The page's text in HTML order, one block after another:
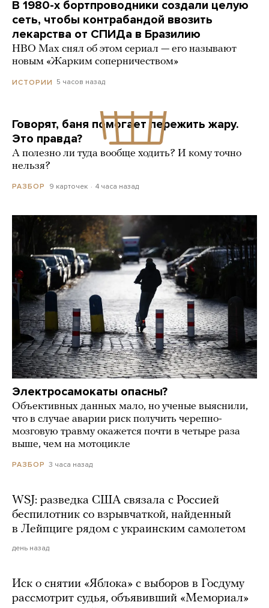
В 1980-х бортпроводники создали целую
сеть, чтобы контрабандой ввозить
лекарства от СПИДа в Бразилию
HBO Max снял об этом сериал — его называют
новым «Жарким соперничеством»
ИСТОРИИ 5 часов назад
Говорят, баня помогает пережить жару.
Это правда?
А полезно ли туда вообще ходить? И кому точно
нельзя?
РАЗБОР 9 карточек 4 часа назад
Электросамокаты опасны?
Объективных данных мало, но ученые выяснили,
что в случае аварии риск получить черепно-
мозговую травму окажется почти в четыре раза
выше, чем на мотоцикле
РАЗБОР 3 часа назад
WSJ: разведка США связала с Россией
беспилотник со взрывчаткой, найденный
в Лейпциге рядом с украинским самолетом
день назад
Иск о снятии «Яблока» с выборов в Госдуму
рассмотрит судья, объявивший «Мемориал»